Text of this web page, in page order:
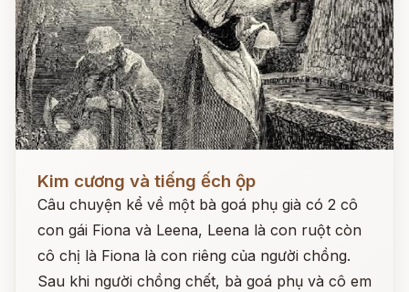
Kim cương và tiếng ếch ộp
Câu chuyện kể về một bà goá phụ già có 2 cô
con gái Fiona và Leena, Leena là con ruột còn
cô chị là Fiona là con riêng của người chồng.
Sau khi người chồng chết, bà goá phụ và cô em